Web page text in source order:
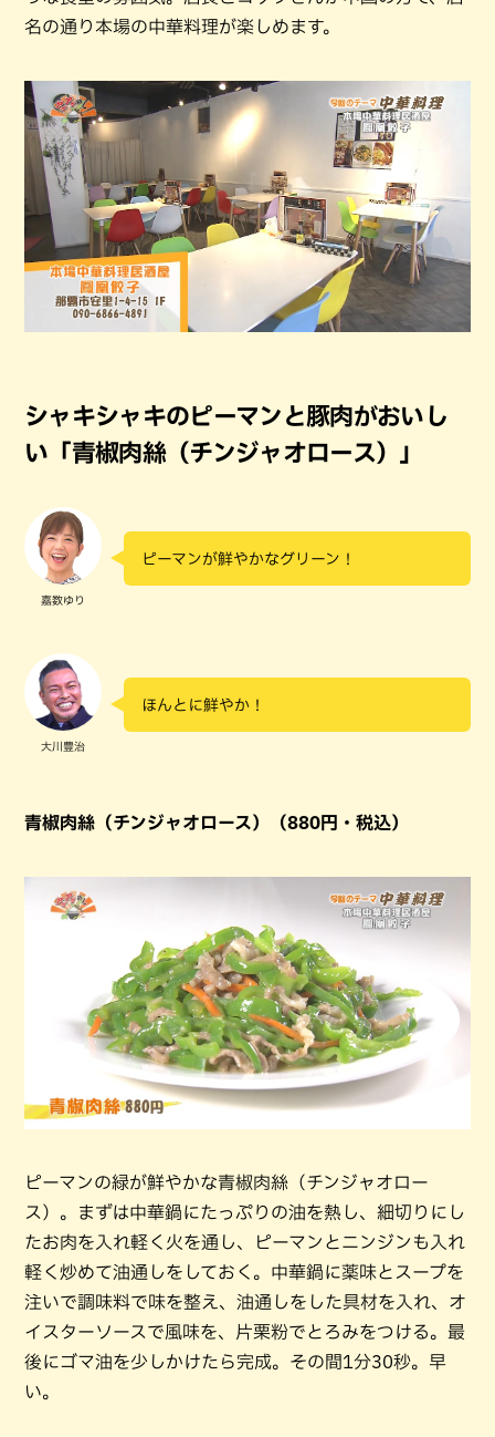
名の通り本場の中華料理が楽しめます。
シャキシャキのピーマンと豚肉がおいし
い「青椒肉絲（チンジャオロース）」
嘉数ゆり
ピーマンが鮮やかなグリーン！
大川豊治
ほんとに鮮やか！
青椒肉絲（チンジャオロース）（880円・税込）
ピーマンの緑が鮮やかな青椒肉絲（チンジャオロー
ス）。まずは中華鍋にたっぷりの油を熱し、細切りにし
たお肉を入れ軽く火を通し、ピーマンとニンジンも入れ
軽く炒めて油通しをしておく。中華鍋に薬味とスープを
注いで調味料で味を整え、油通しをした具材を入れ、オ
イスターソースで風味を、片栗粉でとろみをつける。最
後にゴマ油を少しかけたら完成。その間1分30秒。早
い。